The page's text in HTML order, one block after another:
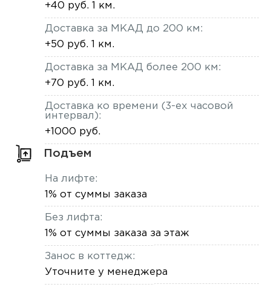
+40 руб. 1 км.
Доставка за МКАД до 200 км:
+50 руб. 1 км.
Доставка за МКАД более 200 км:
+70 руб. 1 км.
Доставка ко времени (3-ех часовой
интервал):
+1000 руб.
Подъем
На лифте:
1% от суммы заказа
Без лифта:
1% от суммы заказа за этаж
Занос в коттедж:
Уточните у менеджера